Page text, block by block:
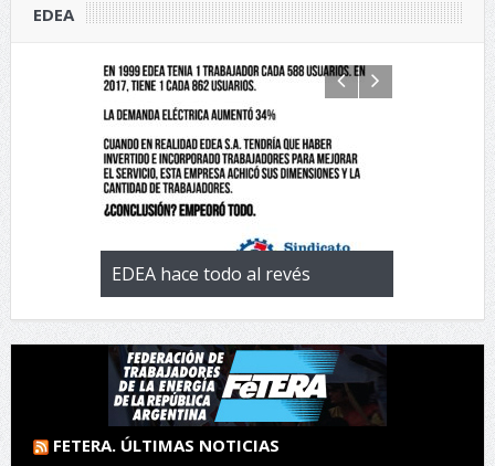
EDEA
la
EDEA hace todo al revés EL
FETERA. ÚLTIMAS NOTICIAS